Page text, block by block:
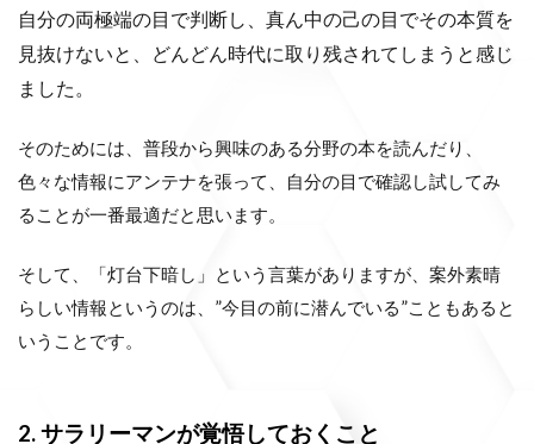
自分の両極端の目で判断し、真ん中の己の目でその本質を
見抜けないと、どんどん時代に取り残されてしまうと感じ
ました。
そのためには、普段から興味のある分野の本を読んだり、
色々な情報にアンテナを張って、自分の目で確認し試してみ
ることが一番最適だと思います。
そして、「灯台下暗し」という言葉がありますが、案外素晴
らしい情報というのは、”今目の前に潜んでいる”こともあると
いうことです。
2. サラリーマンが覚悟しておくこと